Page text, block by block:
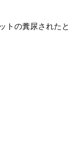
トの糞尿されたと